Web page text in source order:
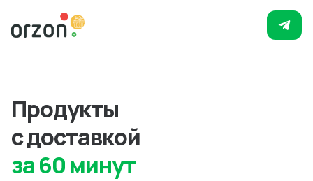
Продукты
с доставкой
за 60 минут